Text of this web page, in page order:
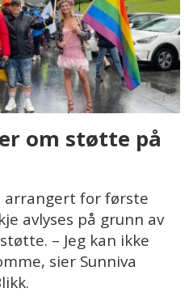
om støtte på
arrangert for første
avlyses på grunn av
– Jeg kan ikke
sier Sunniva